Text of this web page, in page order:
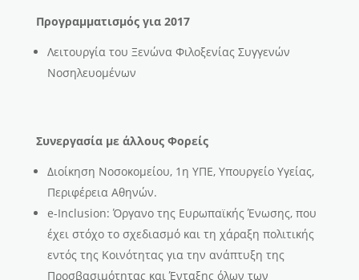
Προγραμματισμός για 2017
Λειτουργία του Ξενώνα Φιλοξενίας Συγγενών
Νοσηλευομένων
Συνεργασία με άλλους Φορείς
Διοίκηση Νοσοκομείου, 1η ΥΠΕ, Υπουργείο Υγείας,
Περιφέρεια Αθηνών.
e-Inclusion: Όργανο της Ευρωπαϊκής Ένωσης, που
έχει στόχο το σχεδιασμό και τη χάραξη πολιτικής
εντός της Κοινότητας για την ανάπτυξη της
Προσβασιμότητας και Ένταξης όλων των